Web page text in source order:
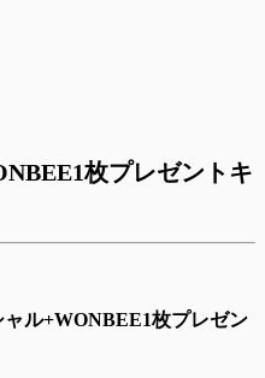
枚プレゼントキ
ャル+WONBEE1枚プレゼン